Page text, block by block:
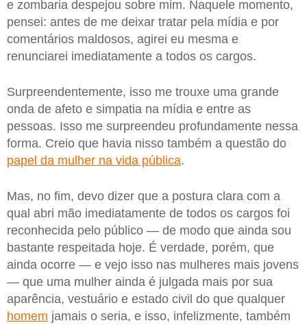
e zombaria despejou sobre mim. Naquele momento,
pensei: antes de me deixar tratar pela mídia e por
comentários maldosos, agirei eu mesma e
renunciarei imediatamente a todos os cargos.
Surpreendentemente, isso me trouxe uma grande
onda de afeto e simpatia na mídia e entre as
pessoas. Isso me surpreendeu profundamente nessa
forma. Creio que havia nisso também a questão do
papel da mulher na vida pública.
Mas, no fim, devo dizer que a postura clara com a
qual abri mão imediatamente de todos os cargos foi
reconhecida pelo público — de modo que ainda sou
bastante respeitada hoje. É verdade, porém, que
ainda ocorre — e vejo isso nas mulheres mais jovens
— que uma mulher ainda é julgada mais por sua
aparência, vestuário e estado civil do que qualquer
homem jamais o seria, e isso, infelizmente, também